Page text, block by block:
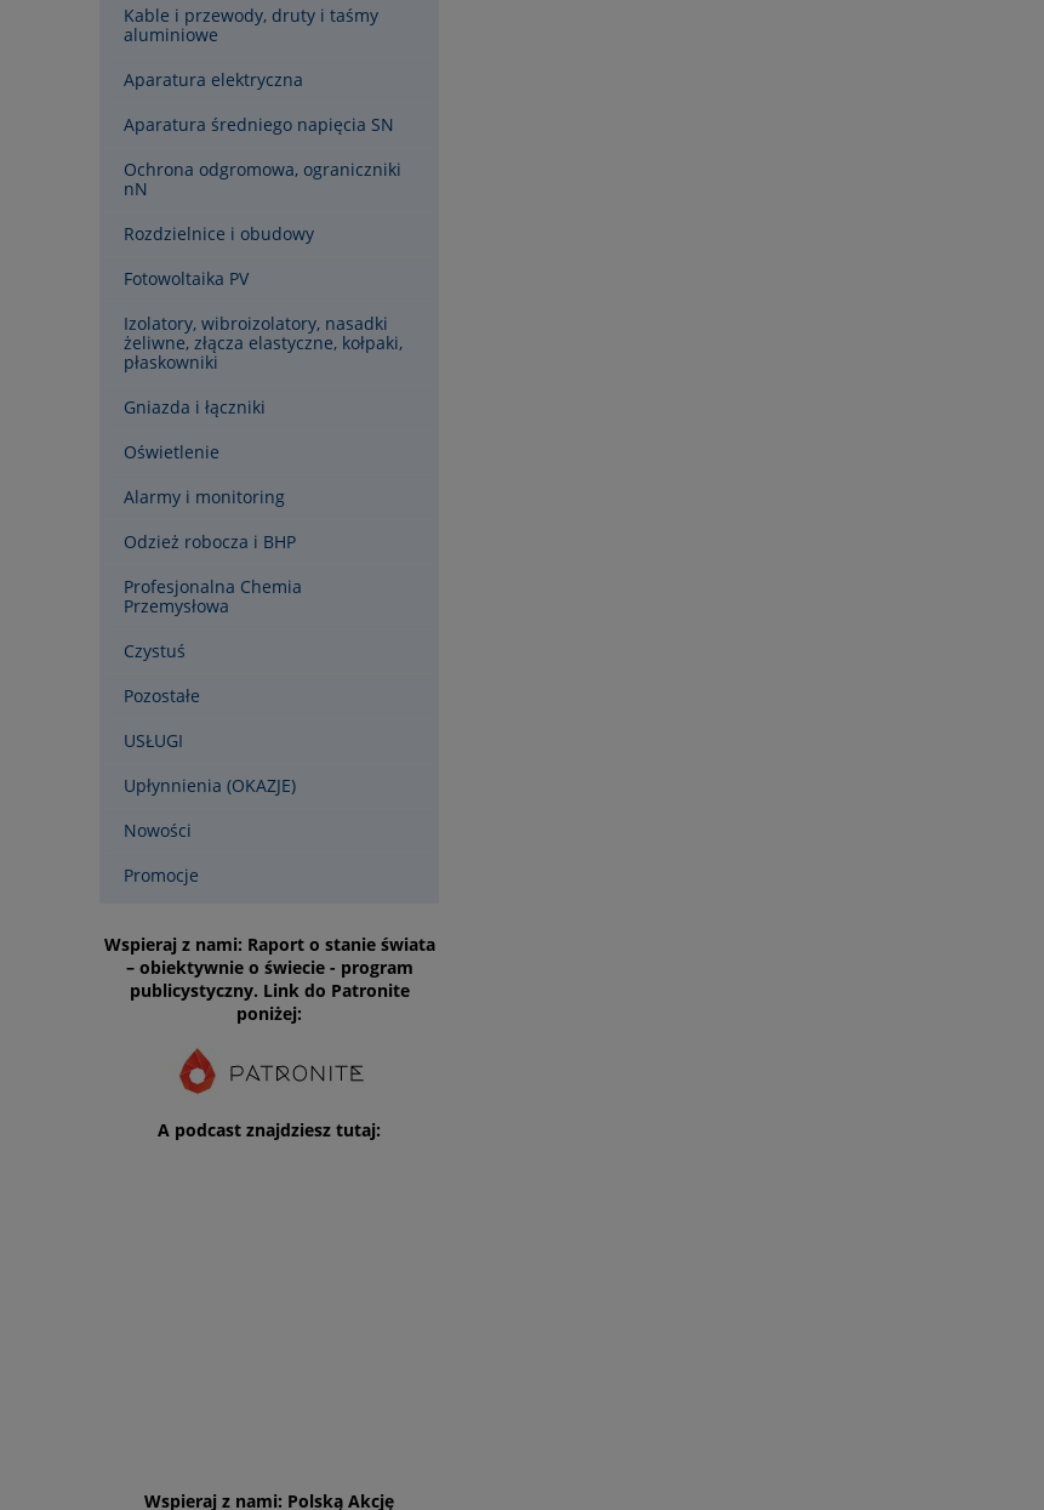
Kable i przewody, druty i taśmy
aluminiowe
Aparatura elektryczna
Aparatura średniego napięcia SN
Ochrona odgromowa, ograniczniki
nN
Rozdzielnice i obudowy
Fotowoltaika PV
Izolatory, wibroizolatory, nasadki
żeliwne, złącza elastyczne, kołpaki,
płaskowniki
Gniazda i łączniki
Oświetlenie
Alarmy i monitoring
Odzież robocza i BHP
Profesjonalna Chemia
Przemysłowa
Czystuś
Pozostałe
USŁUGI
Upłynnienia (OKAZJE)
Nowości
Promocje
Wspieraj z nami: Raport o stanie świata
– obiektywnie o świecie - program
publicystyczny. Link do Patronite
poniżej:
A podcast znajdziesz tutaj:
Wspieraj z nami: Polską Akcję